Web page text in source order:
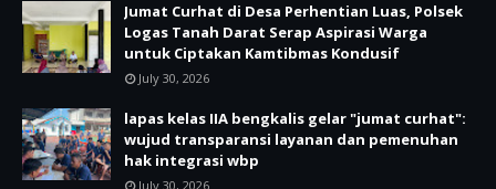
Jumat Curhat di Desa Perhentian Luas, Polsek
Logas Tanah Darat Serap Aspirasi Warga
untuk Ciptakan Kamtibmas Kondusif
July 30, 2026
lapas kelas IIA bengkalis gelar "jumat curhat":
wujud transparansi layanan dan pemenuhan
hak integrasi wbp
July 30, 2026